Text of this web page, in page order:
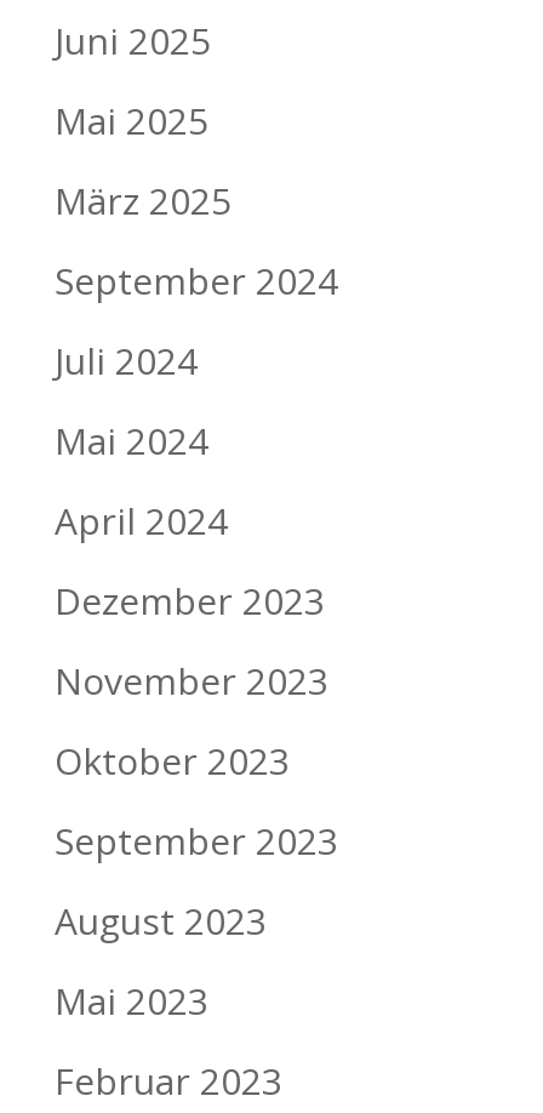
Juni 2025
Mai 2025
März 2025
September 2024
Juli 2024
Mai 2024
April 2024
Dezember 2023
November 2023
Oktober 2023
September 2023
August 2023
Mai 2023
Februar 2023